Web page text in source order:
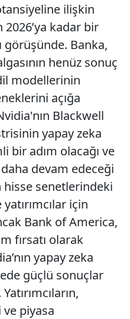
ilişkin
kadar bir
görüşünde. Banka,
henüz sonuç
modellerinin
açığa
Blackwell
yapay zeka
bir adım olacağı ve
devam edeceği
hisse senetlerindeki
için
Bank of America,
fırsatı olarak
yapay zeka
güçlü sonuçlar
piyasa